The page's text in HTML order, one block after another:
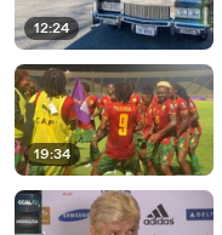
12:24
19:34